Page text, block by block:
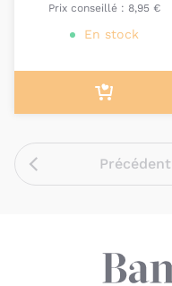
Prix conseillé : 8,95 €
En stock
Précédent